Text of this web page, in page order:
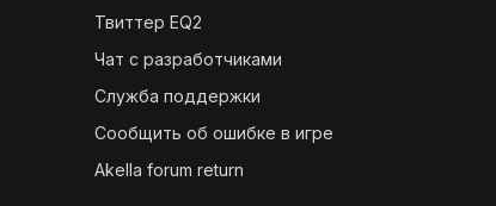
Твиттер EQ2
Чат с разработчиками
Служба поддержки
Сообщить об ошибке в игре
Akella forum return